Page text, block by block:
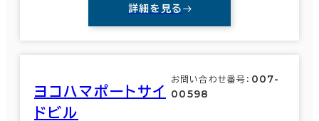
詳細を見る
ヨコハマポートサイ
ドビル
お問い合わせ番号： 007-
00598
南区
入居可能時期
６か月以内